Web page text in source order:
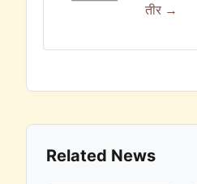
तीर →
Related News